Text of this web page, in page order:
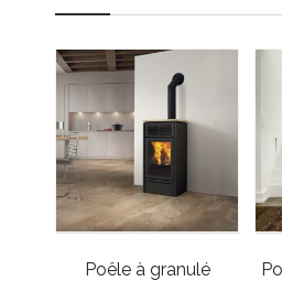
Poêle à granulé